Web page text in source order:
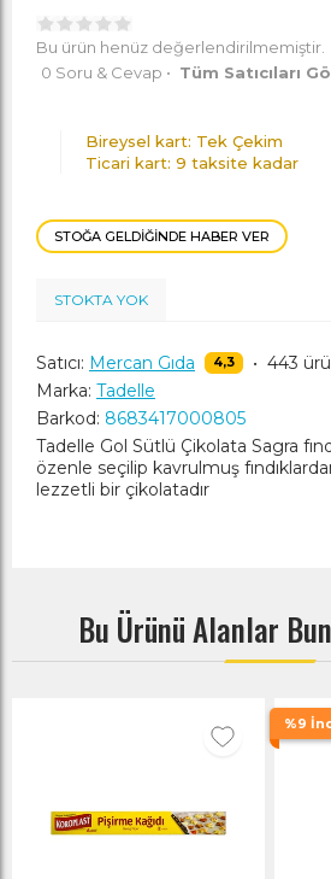
Bu ürün henüz değerlendirilmemiştir.
0 Soru & Cevap • Tüm Satıcıları
Bireysel kart: Tek Çekim
Ticari kart: 9 taksite kadar
STOKTA YOK
STOĞA GELDIĞINDE HABER VER
Satıcı: Mercan Gıda 4,3 • 443
Marka: Tadelle
Barkod: 8683417000805
Tadelle Gol Sütlü Çikolata Sagra
özenle seçilip kavrulmuş
lezzetli bir çikolatadır
Bu Ürünü Alanlar
%9